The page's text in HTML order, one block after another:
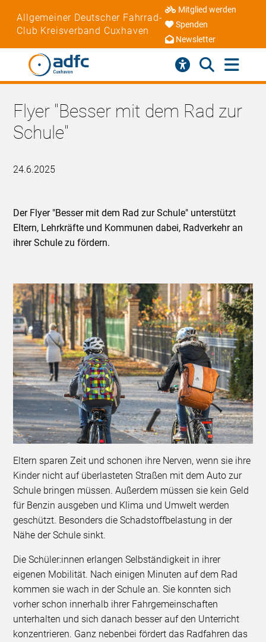
Allgemeiner Deutscher Fahrrad-
Club Kreisverband Cuxhaven
Mitglied werden
Spenden
Newsletter
Flyer "Besser mit dem Rad zur
Schule"
24.6.2025
Der Flyer "Besser mit dem Rad zur Schule" unterstützt
Eltern, Lehrkräfte und Kommunen dabei, Radverkehr an
ihrer Schule zu fördern.
Eltern sparen Zeit und schonen ihre Nerven, wenn sie ihre
Kinder nicht auf überlasteten Straßen mit dem Auto zur
Schule bringen müssen. Außerdem müssen sie kein Geld
für Benzin ausgeben und Klima und Umwelt werden
geschützt. Besonders die Schadstoffbelastung in der
Nähe der Schule sinkt.
Die Schüler:innen erlangen Selbständigkeit in ihrer
eigenen Mobilität. Nach einigen Minuten auf dem Rad
kommen sie wach in der Schule an. Sie konnten sich
vorher schon innerhalb ihrer Fahrgemeinschaften
unterhalten und sich danach besser auf den Unterricht
konzentrieren. Ganz nebenbei fördert das Radfahren das